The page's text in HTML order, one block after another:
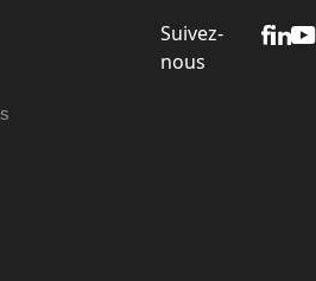
Suivez-
nous